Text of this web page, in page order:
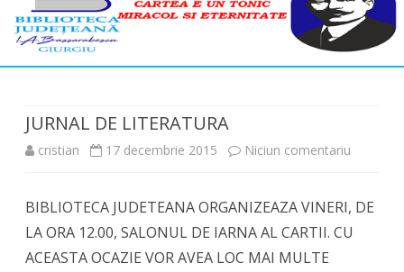
JURNAL DE LITERATURA
cristian 17 decembrie 2015 Niciun comentariu
DE
BIBLIOTECA JUDETEANA ORGANIZEAZA VINERI, DE
LA ORA 12.00, SALONUL DE IARNA AL CARTII. CU
ACEASTA OCAZIE VOR AVEA LOC MAI MULTE